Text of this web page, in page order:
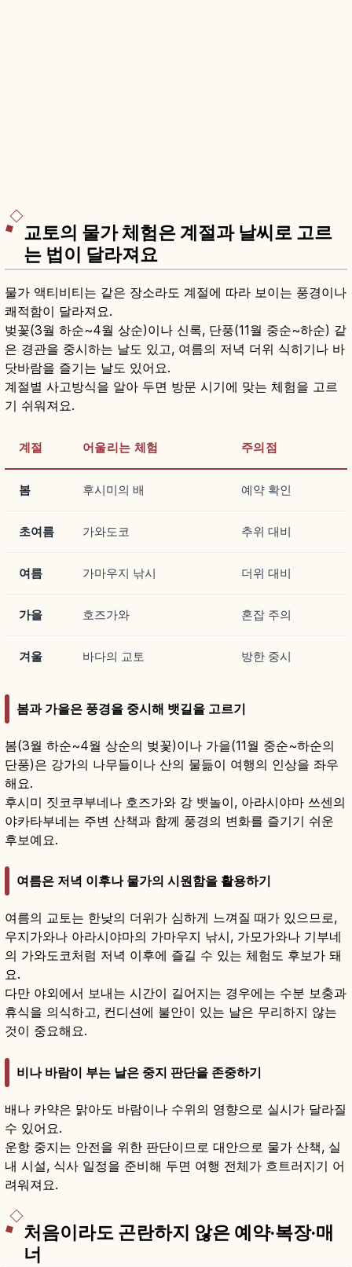
교토의 물가 체험은 계절과 날씨로 고르
는 법이 달라져요
물가 액티비티는 같은 장소라도 계절에 따라 보이는 풍경이나
쾌적함이 달라져요.
벚꽃(3월 하순~4월 상순)이나 신록, 단풍(11월 중순~하순) 같
은 경관을 중시하는 날도 있고, 여름의 저녁 더위 식히기나 바
닷바람을 즐기는 날도 있어요.
계절별 사고방식을 알아 두면 방문 시기에 맞는 체험을 고르
기 쉬워져요.
계절 어울리는 체험 주의점
봄 후시미의 배 예약 확인
초여름 가와도코 추위 대비
여름 가마우지 낚시 더위 대비
가을 호즈가와 혼잡 주의
겨울 바다의 교토 방한 중시
봄과 가을은 풍경을 중시해 뱃길을 고르기
봄(3월 하순~4월 상순의 벚꽃)이나 가을(11월 중순~하순의
단풍)은 강가의 나무들이나 산의 물듦이 여행의 인상을 좌우
해요.
후시미 짓코쿠부네나 호즈가와 강 뱃놀이, 아라시야마 쓰센의
야카타부네는 주변 산책과 함께 풍경의 변화를 즐기기 쉬운
후보예요.
여름은 저녁 이후나 물가의 시원함을 활용하기
여름의 교토는 한낮의 더위가 심하게 느껴질 때가 있으므로,
우지가와나 아라시야마의 가마우지 낚시, 가모가와나 기부네
의 가와도코처럼 저녁 이후에 즐길 수 있는 체험도 후보가 돼
요.
다만 야외에서 보내는 시간이 길어지는 경우에는 수분 보충과
휴식을 의식하고, 컨디션에 불안이 있는 날은 무리하지 않는
것이 중요해요.
비나 바람이 부는 날은 중지 판단을 존중하기
배나 카약은 맑아도 바람이나 수위의 영향으로 실시가 달라질
수 있어요.
운항 중지는 안전을 위한 판단이므로 대안으로 물가 산책, 실
내 시설, 식사 일정을 준비해 두면 여행 전체가 흐트러지기 어
려워져요.
처음이라도 곤란하지 않은 예약·복장·매
너